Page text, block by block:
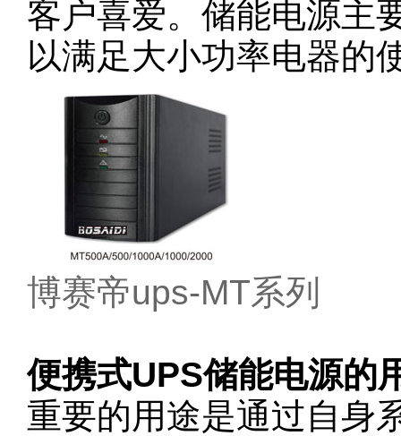
客户喜爱。储能电源主
以满足大小功率电器的
博赛帝ups-MT系列
便携式UPS储能电源的
重要的用途是通过自身